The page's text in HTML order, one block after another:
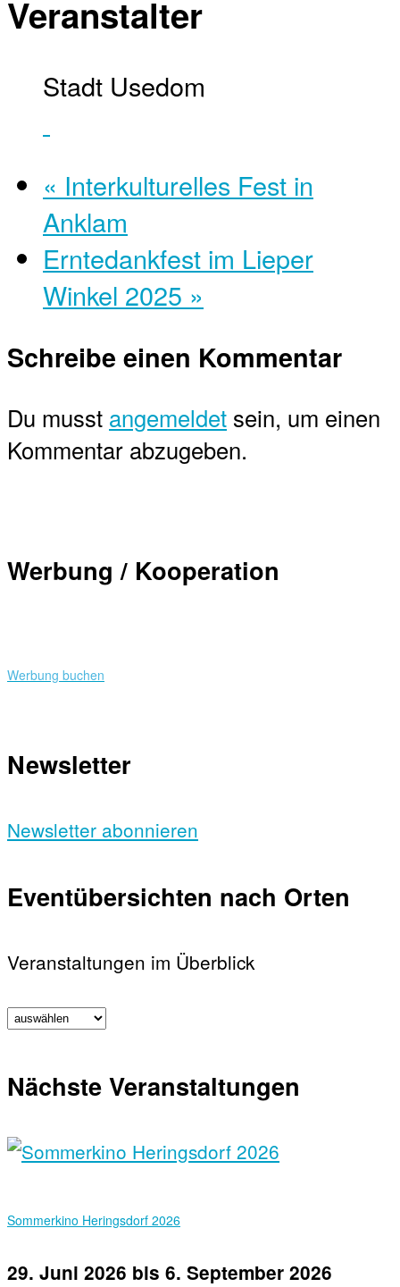
Veranstalter
Stadt Usedom
« Interkulturelles Fest in
Anklam
Erntedankfest im Lieper
Winkel 2025 »
Schreibe einen Kommentar
Du musst angemeldet sein, um einen
Kommentar abzugeben.
Werbung / Kooperation
Werbung buchen
Newsletter
Newsletter abonnieren
Eventübersichten nach Orten
Veranstaltungen im Überblick
Nächste Veranstaltungen
Sommerkino Heringsdorf 2026
29. Juni 2026 bis 6. September 2026